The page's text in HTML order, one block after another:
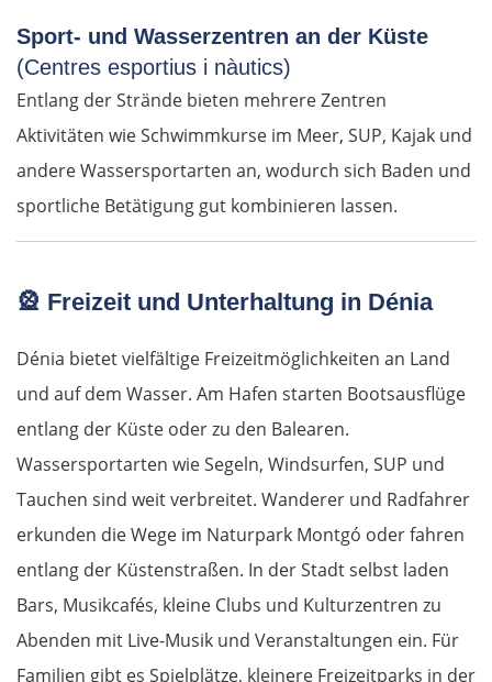
Sport- und Wasserzentren an der Küste
(Centres esportius i nàutics)
Entlang der Strände bieten mehrere Zentren
Aktivitäten wie Schwimmkurse im Meer, SUP, Kajak und
andere Wassersportarten an, wodurch sich Baden und
sportliche Betätigung gut kombinieren lassen.
🎡 Freizeit und Unterhaltung in Dénia
Dénia bietet vielfältige Freizeitmöglichkeiten an Land
und auf dem Wasser. Am Hafen starten Bootsausflüge
entlang der Küste oder zu den Balearen.
Wassersportarten wie Segeln, Windsurfen, SUP und
Tauchen sind weit verbreitet. Wanderer und Radfahrer
erkunden die Wege im Naturpark Montgó oder fahren
entlang der Küstenstraßen. In der Stadt selbst laden
Bars, Musikcafés, kleine Clubs und Kulturzentren zu
Abenden mit Live-Musik und Veranstaltungen ein. Für
Familien gibt es Spielplätze, kleinere Freizeitparks in der
Wien
Slowakei
Trnava
Ungarn Nord
Budapest
Jászberény